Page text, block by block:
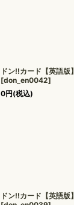
ドン!!カード【英語
[don_en0042]
0円(税込)
ドン!!カード【英語